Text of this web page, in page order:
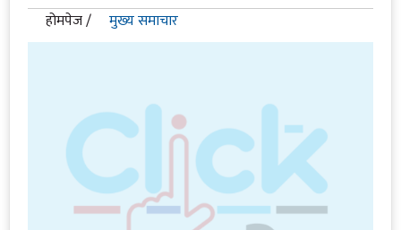
होमपेज / मुख्य समाचार